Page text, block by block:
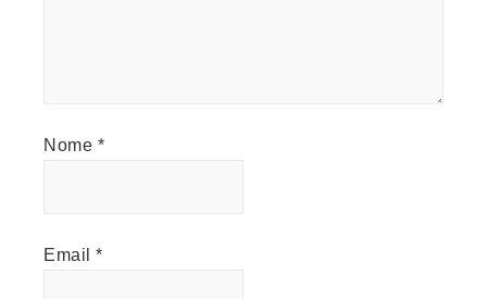
Nome *
Email *